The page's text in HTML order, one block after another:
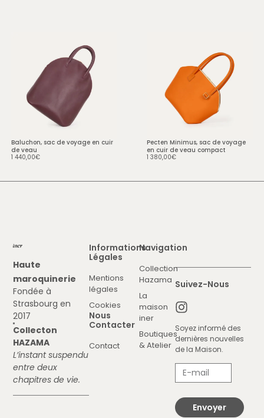
Coloris présentés
Déclinaison en cuir de veau
Grège & feutre de laine gris
Baluchon, sac de voyage en cuir
de veau
1 440,00€
Pecten Minimus, sac de voyage
en cuir de veau compact
1 380,00€
Informations
Légales
Mentions
légales
Cookies
Nous
Contacter
Contact
Haute
maroquinerie
Fondée à
Strasbourg en
2017
Collecton
HAZAMA
L’instant suspendu
entre deux
chapitres de vie.
Navigation
Collection
Hazama
La
maison
iner
Boutiques
& Atelier
Suivez-Nous
Soyez informé des
dernières nouvelles
de la Maison.
Envoyer